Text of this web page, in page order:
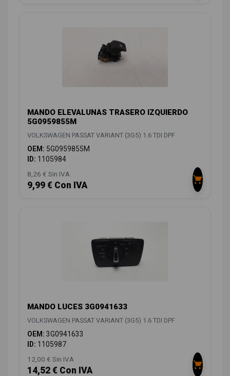
MANDO ELEVALUNAS TRASERO IZQUIERDO
5G0959855M
VOLKSWAGEN PASSAT VARIANT (3G5) 1.6 TDI DPF
OEM: 5G0959855M
ID: 1105984
8,26 € Sin IVA
9,99 € Con IVA
MANDO LUCES 3G0941633
VOLKSWAGEN PASSAT VARIANT (3G5) 1.6 TDI DPF
OEM: 3G0941633
ID: 1105987
12,00 € Sin IVA
14,52 € Con IVA